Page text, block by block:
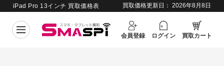
買取価格更新日： 2026年8月8日
iPad Pro 13インチ 買取価格表
会員登録 ログイン 買取カート